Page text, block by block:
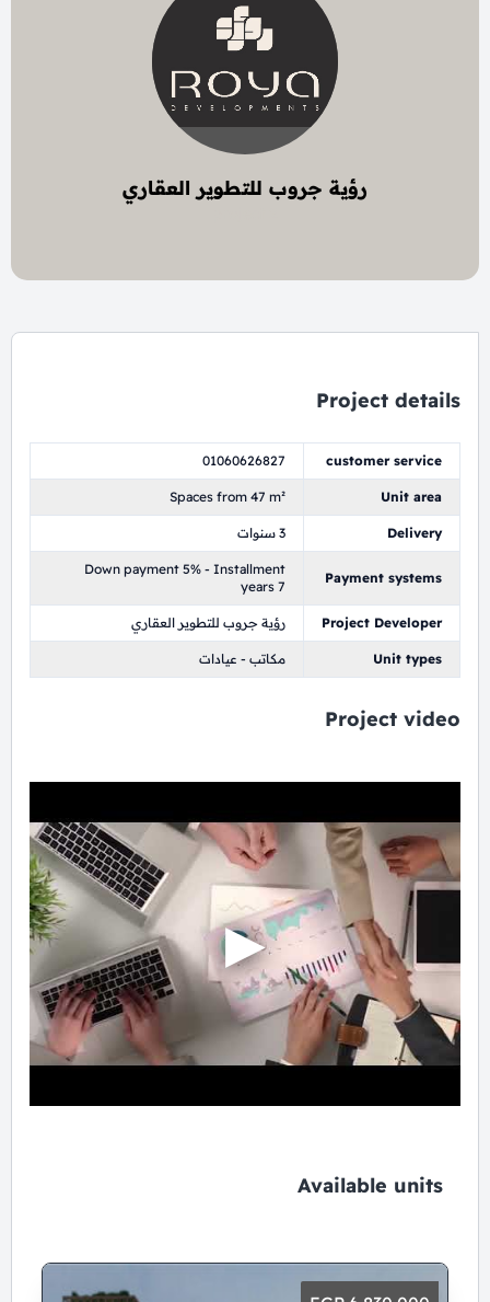
رؤية جروب للتطوير العقاري
Project details
customer service
01060626827
Unit area
Spaces from 47 m²
Delivery 3 سنوات
Payment systems
Down payment 5% - Installment
years 7
Project Developer رؤية جروب للتطوير العقاري
Unit types مكاتب - عيادات
Project video
Available units